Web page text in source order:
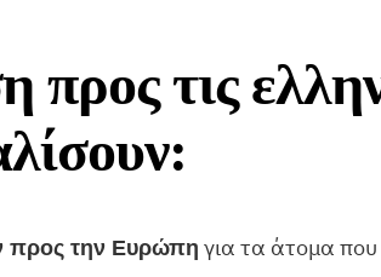
τις
προς την Ευρώπη για τα άτομα που